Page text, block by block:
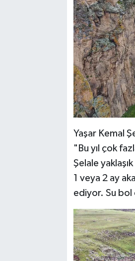
Yaşar Kemal
"Bu yıl çok
Şelale
1 veya 2 ay
ediyor. Su